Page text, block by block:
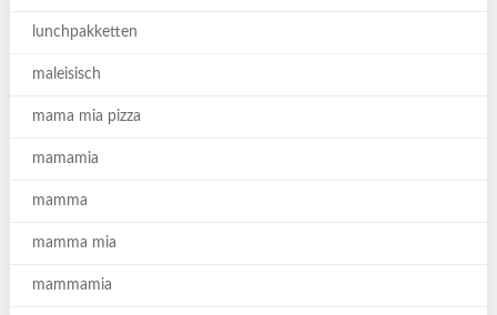
lunchpakketten
maleisisch
mama mia pizza
mamamia
mamma
mamma mia
mammamia